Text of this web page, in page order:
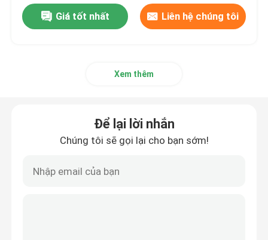
Về chúng tôi
Liên hệ chúng tôi
Giá tốt nhất Liên hệ chúng tôi
Xem thêm
Để lại lời nhắn
Chúng tôi sẽ gọi lại cho bạn sớm!